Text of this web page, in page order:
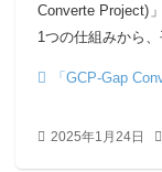
Converte Project)
1つの仕組みから
「GCP-Gap
2025年1月24日